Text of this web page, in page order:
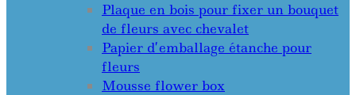
Plaque en bois pour fixer un bouquet
de fleurs avec chevalet
Papier d’emballage étanche pour
fleurs
Mousse flower box